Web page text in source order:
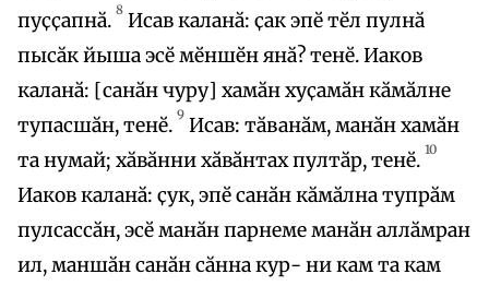
пуҫҫапнӑ. 8 Исав каланӑ: ҫак эпӗ тӗл пулнӑ
пысӑк йыша эсӗ мӗншӗн янӑ? тенӗ. Иаков
каланӑ: [санӑн чуру] хамӑн хуҫамӑн кӑмӑлне
тупасшӑн, тенӗ. 9 Исав: тӑванӑм, манӑн хамӑн
та нумай; хӑвӑнни хӑвӑнтах пултӑр, тенӗ. 10
Иаков каланӑ: ҫук, эпӗ санӑн кӑмӑлна тупрӑм
пулсассӑн, эсӗ манӑн парнеме манӑн аллӑмран
ил, маншӑн санӑн сӑнна кур- ни кам та кам